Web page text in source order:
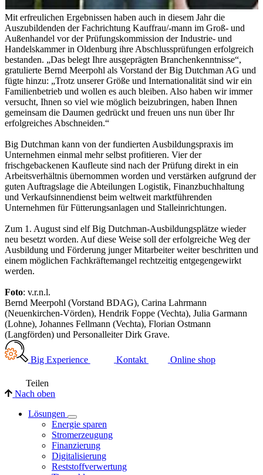
Mit erfreulichen Ergebnissen haben auch in diesem Jahr die
Auszubildenden der Fachrichtung Kauffrau/-mann im Groß- und
Außenhandel vor der Prüfungskommission der Industrie- und
Handelskammer in Oldenburg ihre Abschlussprüfungen erfolgreich
bestanden. „Das belegt Ihre ausgeprägten Branchenkenntnisse“,
gratulierte Bernd Meerpohl als Vorstand der Big Dutchman AG und
fügte hinzu: „Trotz unserer Größe und Internationalität sind wir ein
Familienbetrieb und wollen es auch bleiben. Also haben wir immer
versucht, Ihnen so viel wie möglich beizubringen, haben Ihnen
gemeinsam die Daumen gedrückt und freuen uns nun über Ihr
erfolgreiches Abschneiden.“
Big Dutchman kann von der fundierten Ausbildungspraxis im
Unternehmen einmal mehr selbst profitieren. Vier der
frischgebackenen Kaufleute sind nach der Prüfung direkt in ein
Arbeitsverhältnis übernommen worden und verstärken aufgrund der
guten Auftragslage die Abteilungen Logistik, Finanzbuchhaltung
und Verkaufsinnendienst beim weltweit marktführenden
Unternehmen für Fütterungsanlagen und Stalleinrichtungen.
Zum 1. August sind elf Big Dutchman-Ausbildungsplätze wieder
neu besetzt worden. Auf diese Weise soll der erfolgreiche Weg der
Ausbildung und Förderung junger Mitarbeiter weiter beschritten und
einem möglichen Fachkräftemangel rechtzeitig entgegengewirkt
werden.
Foto: v.r.n.l.
Bernd Meerpohl (Vorstand BDAG), Carina Lahrmann
(Neuenkirchen-Vörden), Hendrik Foppe (Vechta), Julia Garmann
(Lohne), Johannes Fellmann (Vechta), Florian Ostmann
(Langförden) und Personalleiter Dirk Grave.
Big Experience Kontakt Online shop
Teilen
Nach oben
Lösungen
Energie sparen
Stromerzeugung
Finanzierung
Digitalisierung
Reststoffverwertung